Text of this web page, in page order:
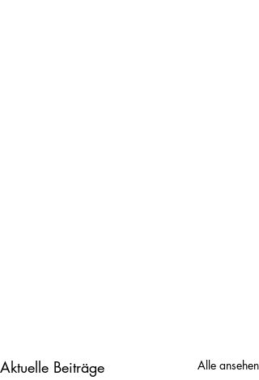
Aktuelle Beiträge Alle ansehen